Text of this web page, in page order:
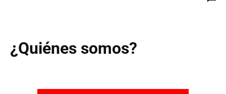
¿Quiénes somos?